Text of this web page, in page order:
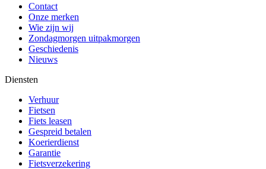
Contact
Onze merken
Wie zijn wij
Zondagmorgen uitpakmorgen
Geschiedenis
Nieuws
Diensten
Verhuur
Fietsen
Fiets leasen
Gespreid betalen
Koerierdienst
Garantie
Fietsverzekering